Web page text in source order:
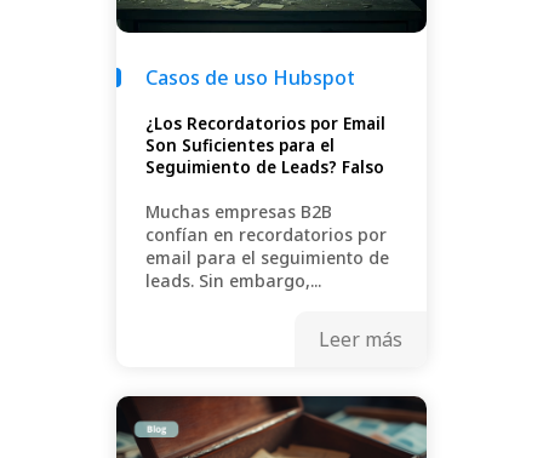
Casos de uso Hubspot
¿Los Recordatorios por Email
Son Suficientes para el
Seguimiento de Leads? Falso
Muchas empresas B2B
confían en recordatorios por
email para el seguimiento de
leads. Sin embargo,...
Leer más